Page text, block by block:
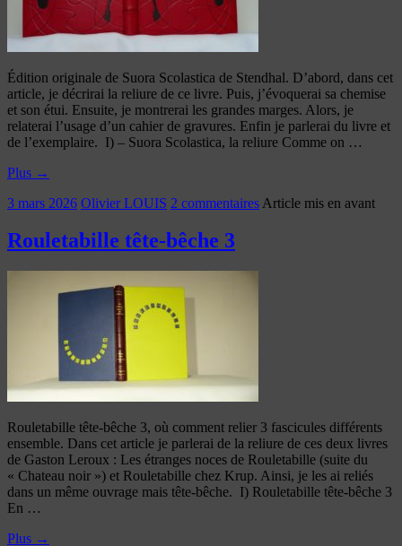
Édition originale de Suora Scolastica de Stendhal. D’abord, dans cet
article, je décrirai la reliure de ce livre. Puis, j’évoquerai sa chemise
et son étui. Ensuite, je montrerai les grandes marges. Alors, je
relaterai l’usage d’un cahier de gravures. Enfin je parlerai du livre et
de l’exemplaire. I) – Suora Scolastica, la reliure Comme on …
Plus →
3 mars 2026 Olivier LOUIS 2 commentaires Article mis en avant
Rouletabille tête-bêche 3
Rouletabille tête-bêche 3, où comment relier 3 fascicules différents
ensemble. Dans cet article je parlerai de la reliure de ces deux livres
de Gaston Leroux : Les étranges noces de Rouletabille (suite du
« Chateau noir ») et Rouletabille chez Krup. Ainsi, je les ai reliés
dans un même ouvrage mais tête-bêche. I) Rouletabille tête-bêche 3
En …
Plus →